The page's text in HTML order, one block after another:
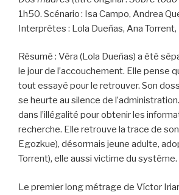
1h50. Scénario : Isa Campo, Andrea
Interprètes : Lola Dueñas, Ana
Résumé : Véra (Lola Dueñas) a été
le jour de l’accouchement. Elle pense
tout essayé pour le retrouver. Son
se heurte au silence de
dans l’illégalité pour obtenir les
recherche. Elle retrouve la trace de
Egozkue), désormais jeune adulte,
Torrent), elle aussi victime du système.
Le premier long métrage de Víctor